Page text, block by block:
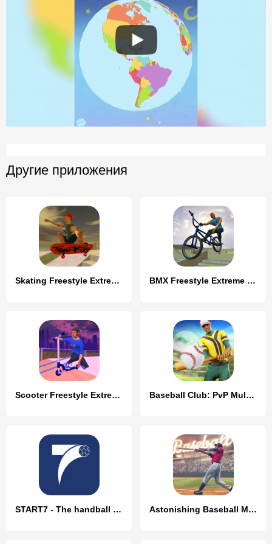
Другие приложения
Skating Freestyle Extreme 3D BMX Freestyle Extreme 3D
Scooter Freestyle Extreme 3D Baseball Club: PvP Multiplayer
START7 - The handball manager Astonishing Baseball Manager